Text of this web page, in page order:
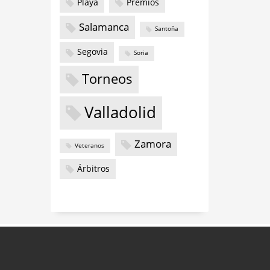
Salamanca Santoña
Segovia Soria
Torneos
Valladolid
Veteranos Zamora
Árbitros